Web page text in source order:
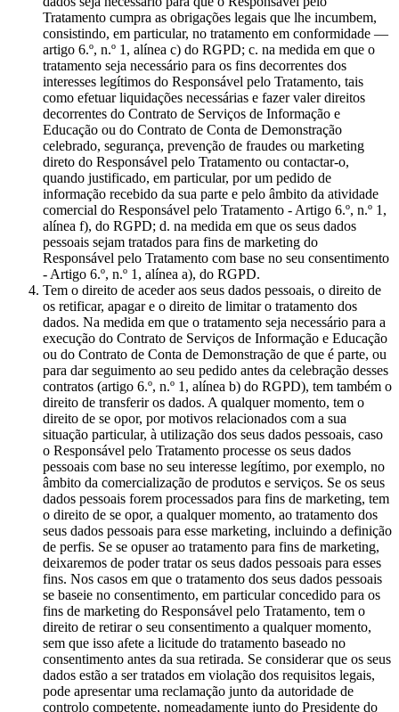
Tratamento cumpra as obrigações legais que lhe incumbem,
consistindo, em particular, no tratamento em conformidade —
artigo 6.º, n.º 1, alínea c) do RGPD; c. na medida em que o
tratamento seja necessário para os fins decorrentes dos
interesses legítimos do Responsável pelo Tratamento, tais
como efetuar liquidações necessárias e fazer valer direitos
decorrentes do Contrato de Serviços de Informação e
Educação ou do Contrato de Conta de Demonstração
celebrado, segurança, prevenção de fraudes ou marketing
direto do Responsável pelo Tratamento ou contactar-o,
quando justificado, em particular, por um pedido de
informação recebido da sua parte e pelo âmbito da atividade
comercial do Responsável pelo Tratamento - Artigo 6.º, n.º 1,
alínea f), do RGPD; d. na medida em que os seus dados
pessoais sejam tratados para fins de marketing do
Responsável pelo Tratamento com base no seu consentimento
- Artigo 6.º, n.º 1, alínea a), do RGPD.
Tem o direito de aceder aos seus dados pessoais, o direito de
os retificar, apagar e o direito de limitar o tratamento dos
dados. Na medida em que o tratamento seja necessário para a
execução do Contrato de Serviços de Informação e Educação
ou do Contrato de Conta de Demonstração de que é parte, ou
para dar seguimento ao seu pedido antes da celebração desses
contratos (artigo 6.º, n.º 1, alínea b) do RGPD), tem também o
direito de transferir os dados. A qualquer momento, tem o
direito de se opor, por motivos relacionados com a sua
situação particular, à utilização dos seus dados pessoais, caso
o Responsável pelo Tratamento processe os seus dados
pessoais com base no seu interesse legítimo, por exemplo, no
âmbito da comercialização de produtos e serviços. Se os seus
dados pessoais forem processados para fins de marketing, tem
o direito de se opor, a qualquer momento, ao tratamento dos
seus dados pessoais para esse marketing, incluindo a definição
de perfis. Se se opuser ao tratamento para fins de marketing,
deixaremos de poder tratar os seus dados pessoais para esses
fins. Nos casos em que o tratamento dos seus dados pessoais
se baseie no consentimento, em particular concedido para os
fins de marketing do Responsável pelo Tratamento, tem o
direito de retirar o seu consentimento a qualquer momento,
sem que isso afete a licitude do tratamento baseado no
consentimento antes da sua retirada. Se considerar que os seus
dados estão a ser tratados em violação dos requisitos legais,
pode apresentar uma reclamação junto da autoridade de
controlo competente, nomeadamente junto do Presidente do